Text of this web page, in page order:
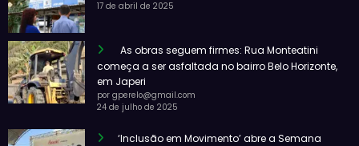
17 de abril de 2025
As obras seguem firmes: Rua Monteatini
começa a ser asfaltada no bairro Belo Horizonte,
em Japeri
por gperelo@gmail.com
24 de julho de 2025
‘Inclusão em Movimento’ abre a Semana